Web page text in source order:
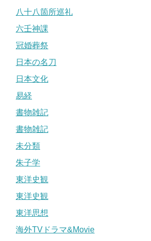
八十八箇所巡礼
六壬神課
冠婚葬祭
日本の名刀
日本文化
易経
書物雑記
書物雑記
未分類
朱子学
東洋史観
東洋史観
東洋思想
海外TVドラマ&Movie